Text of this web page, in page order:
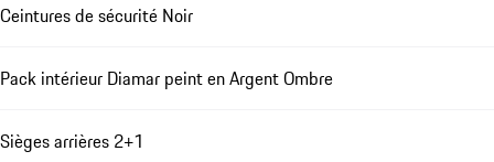
Ceintures de sécurité Noir
Pack intérieur Diamar peint en Argent Ombre
Sièges arrières 2+1